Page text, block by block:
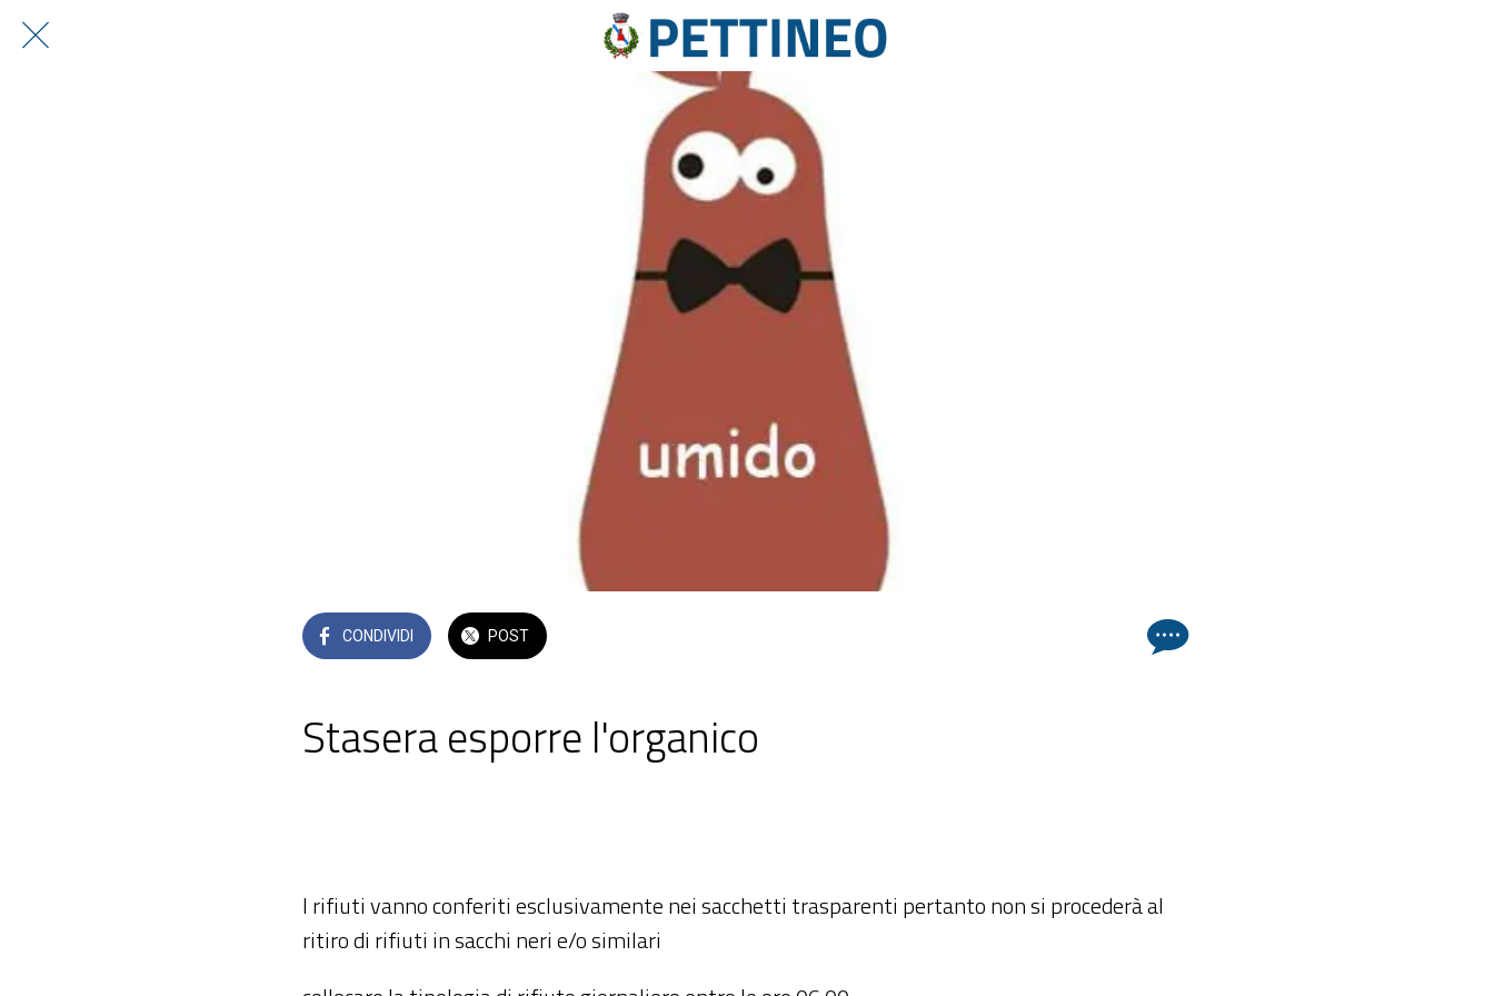
CONDIVIDI POST
Stasera esporre l'organico
I rifiuti vanno conferiti esclusivamente nei sacchetti trasparenti pertanto non si procederà al
ritiro di rifiuti in sacchi neri e/o similari